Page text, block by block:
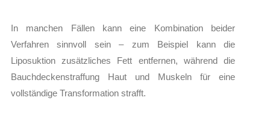
In manchen Fällen kann eine Kombination beider
Verfahren sinnvoll sein – zum Beispiel kann die
Liposuktion zusätzliches Fett entfernen, während die
Bauchdeckenstraffung Haut und Muskeln für eine
vollständige Transformation strafft.